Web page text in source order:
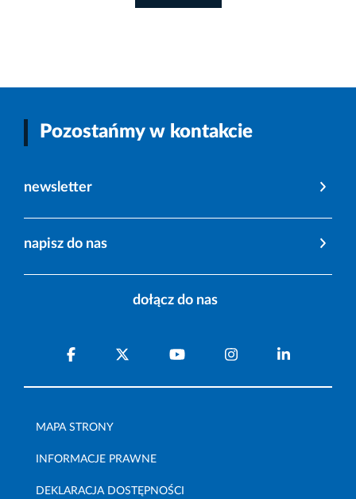
Pozostańmy w kontakcie
newsletter
napisz do nas
dołącz do nas
MAPA STRONY
INFORMACJE PRAWNE
DEKLARACJA DOSTĘPNOŚCI